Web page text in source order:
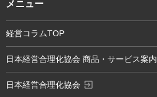
メニュー
経営コラムTOP
日本経営合理化協会 商品・サービス案内
日本経営合理化協会 exit_to_app